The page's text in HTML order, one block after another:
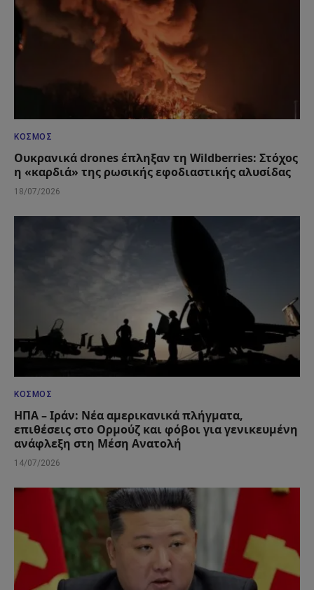
ΚΌΣΜΟΣ
Ουκρανικά drones έπληξαν τη Wildberries: Στόχος
η «καρδιά» της ρωσικής εφοδιαστικής αλυσίδας
18/07/2026
ΚΌΣΜΟΣ
ΗΠΑ – Ιράν: Νέα αμερικανικά πλήγματα,
επιθέσεις στο Ορμούζ και φόβοι για γενικευμένη
ανάφλεξη στη Μέση Ανατολή
14/07/2026